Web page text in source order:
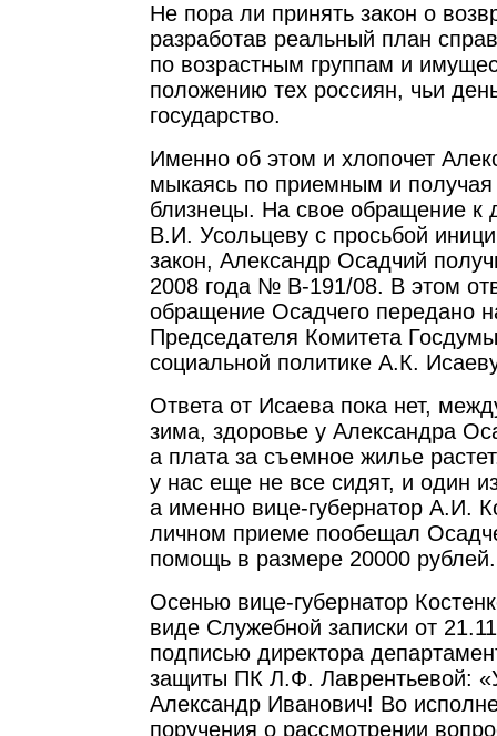
Не пора ли принять закон о
разработав реальный план
по возрастным группам и
положению тех россиян, чьи
государство.
Именно об этом и хлопочет
мыкаясь по приемным и получая
близнецы. На свое обращение к
В.И. Усольцеву с просьбой
закон, Александр Осадчий
2008 года № В-191/08. В этом
обращение Осадчего передано
Председателя Комитета
социальной политике А.К.
Ответа от Исаева пока нет,
зима, здоровье у Александра
а плата за съемное жилье
у нас еще не все сидят, и один
а именно вице-губернатор А.И.
личном приеме пообещал
помощь в размере 20000 рублей.
Осенью вице-губернатор
виде Служебной записки от
подписью директора
защиты ПК Л.Ф. Лаврентьевой:
Александр Иванович! Во
поручения о рассмотрении